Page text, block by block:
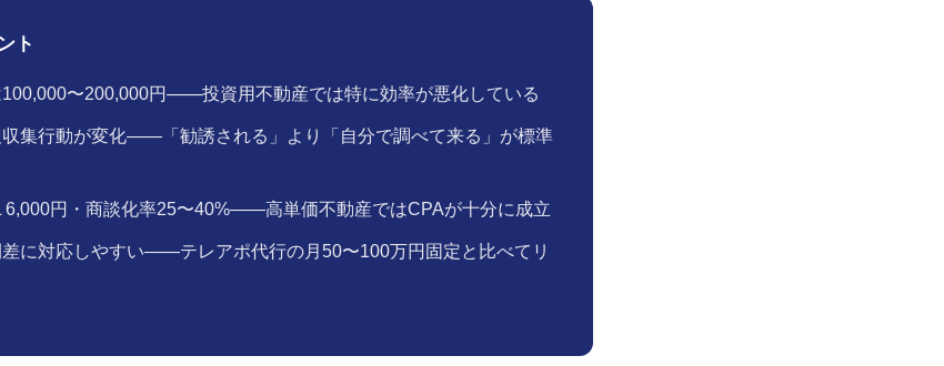
ト
〜200,000円——投資用不動産では特に効率が悪化している
収集行動が変化——「勧誘される」より「自分で調べて来る」が標準
6,000円・商談化率25〜40%——高単価不動産ではCPAが十分に成立
差に対応しやすい——テレアポ代行の月50〜100万円固定と比べてリ